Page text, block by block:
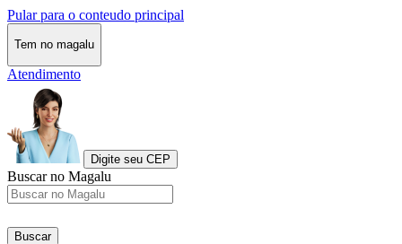
Pular para o conteudo principal
Tem no magalu
Atendimento
Digite seu CEP
Buscar no Magalu
Buscar